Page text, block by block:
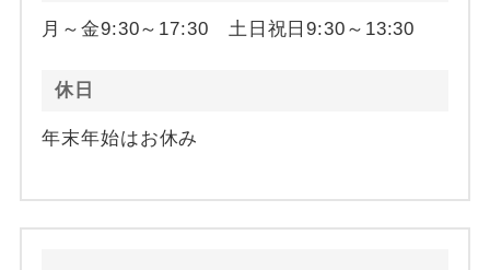
月～金9:30～17:30 土日祝日9:30～13:30
休日
年末年始はお休み